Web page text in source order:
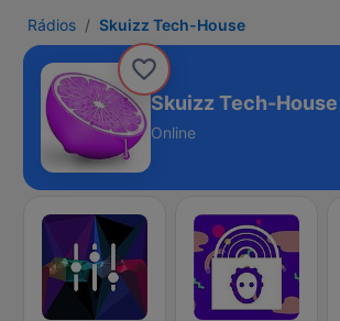
Rádios Skuizz Tech-House
Skuizz Tech-House
Online